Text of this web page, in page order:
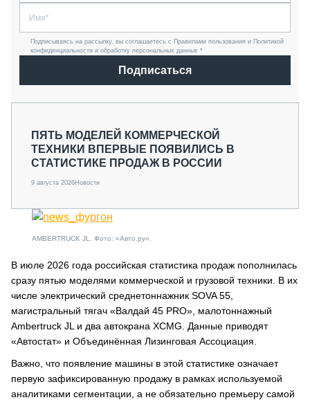
Подписываясь на рассылку, вы соглашаетесь с Правилами пользования и Политикой
конфиденциальности и обработку персональных данных *
Подписаться
ПЯТЬ МОДЕЛЕЙ КОММЕРЧЕСКОЙ
ТЕХНИКИ ВПЕРВЫЕ ПОЯВИЛИСЬ В
СТАТИСТИКЕ ПРОДАЖ В РОССИИ
9 августа 2026Новости
AMBERTRUCK JL. Фото: «Авто.ру».
В июле 2026 года российская статистика продаж пополнилась
сразу пятью моделями коммерческой и грузовой техники. В их
числе электрический среднетоннажник SOVA 55,
магистральный тягач «Валдай 45 PRO», малотоннажный
Ambertruck JL и два автокрана XCMG. Данные приводят
«Автостат» и Объединённая Лизинговая Ассоциация.
Важно, что появление машины в этой статистике означает
первую зафиксированную продажу в рамках используемой
аналитиками сегментации, а не обязательно премьеру самой